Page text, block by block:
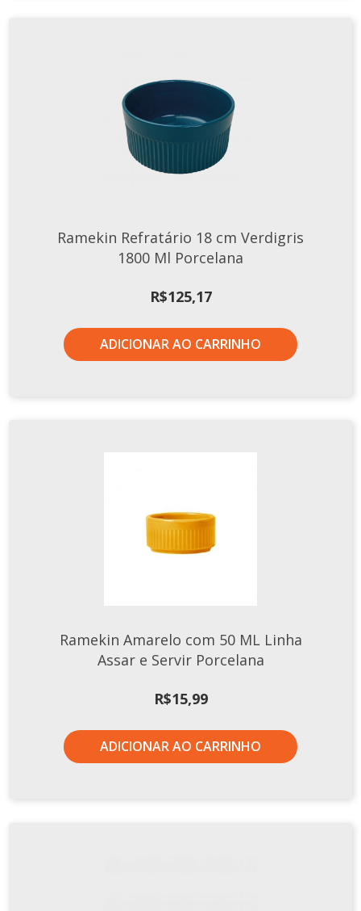
Ramekin Refratário 18 cm Verdigris
1800 Ml Porcelana
R$125,17
ADICIONAR AO CARRINHO
Ramekin Amarelo com 50 ML Linha
Assar e Servir Porcelana
R$15,99
ADICIONAR AO CARRINHO